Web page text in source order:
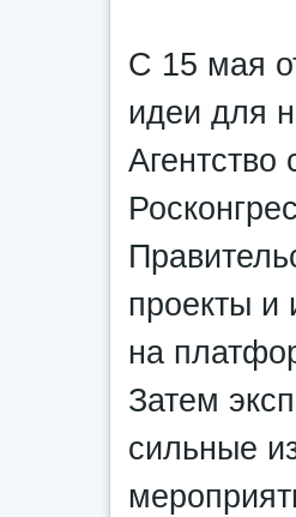
С 15 мая
идеи для
проекты и
на
Затем
сильные